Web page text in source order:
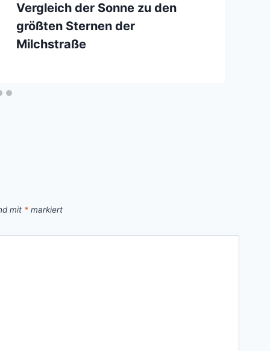
Vergleich der Sonne zu den
größten Sternen der
Milchstraße
mit * markiert